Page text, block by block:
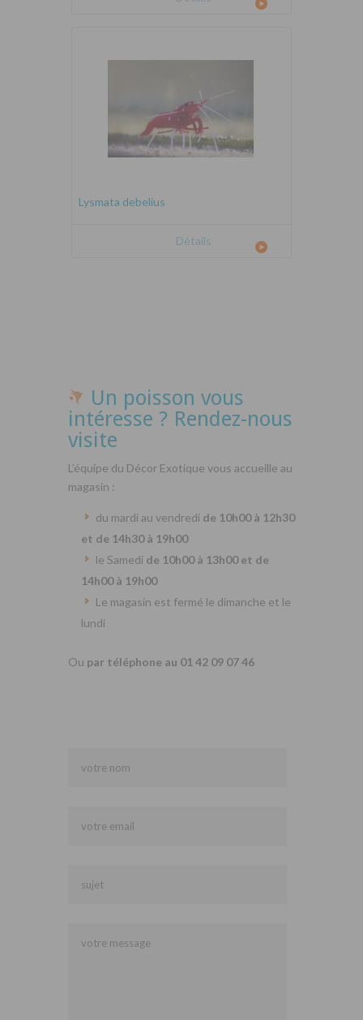
Lysmata debelius
Détails
Un poisson vous
intéresse ? Rendez-nous
visite
L’équipe du Décor Exotique vous accueille au
magasin :
du mardi au vendredi de 10h00 à 12h30
et de 14h30 à 19h00
le Samedi de 10h00 à 13h00 et de
14h00 à 19h00
Le magasin est fermé le dimanche et le
lundi
Ou par téléphone au 01 42 09 07 46